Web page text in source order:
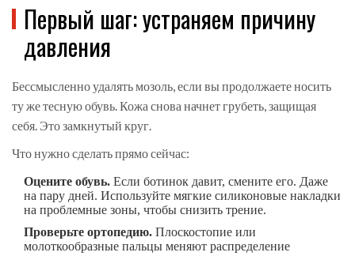
Первый шаг: устраняем причину
давления
Бессмысленно удалять мозоль, если вы продолжаете носить
ту же тесную обувь. Кожа снова начнет грубеть, защищая
себя. Это замкнутый круг.
Что нужно сделать прямо сейчас:
Оцените обувь. Если ботинок давит, смените его. Даже
на пару дней. Используйте мягкие силиконовые накладки
на проблемные зоны, чтобы снизить трение.
Проверьте ортопедию. Плоскостопие или
молоткообразные пальцы меняют распределение